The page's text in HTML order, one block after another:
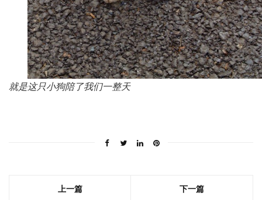
就是这只小狗陪了我们一整天
上一篇 下一篇